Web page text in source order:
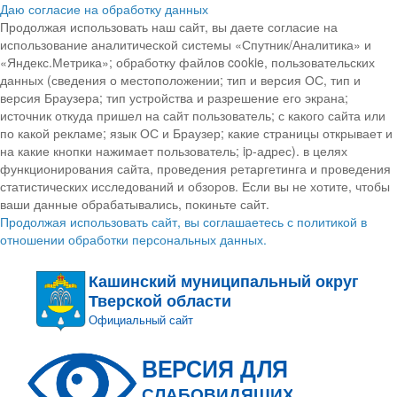
Даю согласие на обработку данных
Продолжая использовать наш сайт, вы даете согласие на
использование аналитической системы «Спутник/Аналитика» и
«Яндекс.Метрика»; обработку файлов cookie, пользовательских
данных (сведения о местоположении; тип и версия ОС, тип и
версия Браузера; тип устройства и разрешение его экрана;
источник откуда пришел на сайт пользователь; с какого сайта или
по какой рекламе; язык ОС и Браузер; какие страницы открывает и
на какие кнопки нажимает пользователь; ip-адрес). в целях
функционирования сайта, проведения ретаргетинга и проведения
статистических исследований и обзоров. Если вы не хотите, чтобы
ваши данные обрабатывались, покиньте сайт.
Продолжая использовать сайт, вы соглашаетесь с политикой в
отношении обработки персональных данных.